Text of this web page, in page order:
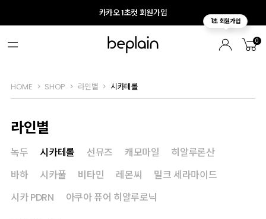
카카오 1초컷 회원가입
0
HOME SHOP 라인별 시카테롤
라인별
녹두 시카테롤 선뮤즈 캐모마일
히알루론산
바하
시카풀 비타민 레몬씨
밀크 세라마이드
시카 PDRN
아쿠아 퓨어 히알루로닉